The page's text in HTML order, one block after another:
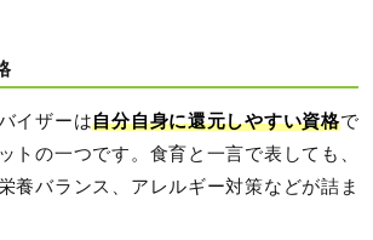
イザーは自分自身に還元しやすい資格で
トの一つです。食育と一言で表しても、
養バランス、アレルギー対策などが詰ま